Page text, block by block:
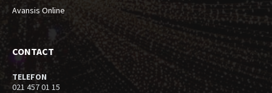
Avansis Online
CONTACT
TELEFON
021 457 01 15